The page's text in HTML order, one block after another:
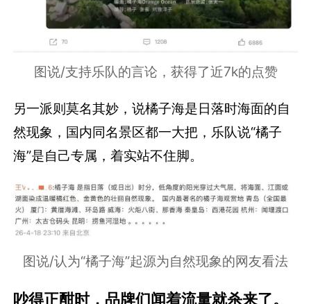
图说/支持乐队的言论，获得了近7k的点赞
另一派则莫名其妙，说橘子海是日落时海面的自
然现象，国内同名景区都一大把，乐队说“橘子
海”是自己专属，着实站不住脚。
图说/认为“橘子海”起源为自然现象的网友看法
吵得正酣时，品牌们闻着流量就杀来了。